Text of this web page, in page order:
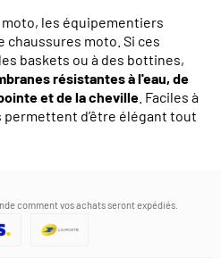
les équipementiers
chaussures moto. Si ces
baskets ou à des bottines,
résistantes à l'eau, de
et de la cheville . Faciles à
d’être élégant tout
comment vos achats seront expédiés.